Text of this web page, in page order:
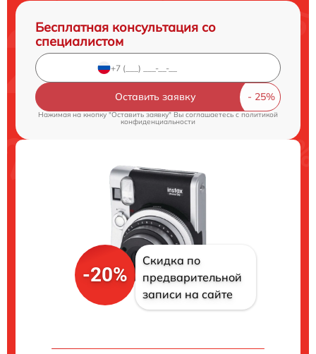
Бесплатная консультация со
специалистом
Оставить заявку
Нажимая на кнопку "Оставить заявку" Вы соглашаетесь c политикой
конфиденциальности
-20%
Скидка по
предварительной
записи на сайте